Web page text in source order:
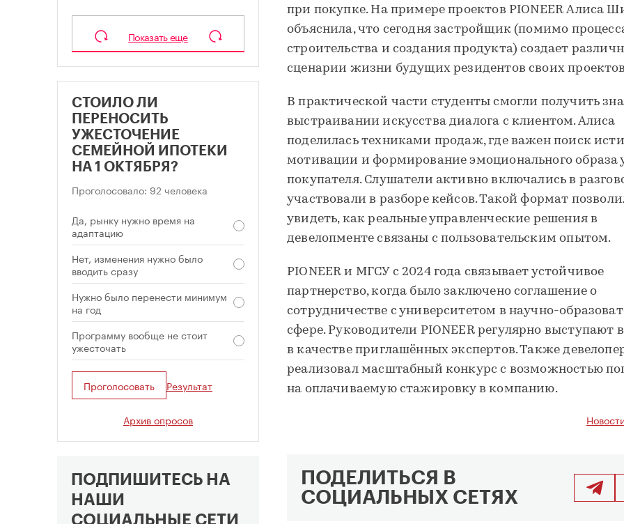
при покупке. На примере проектов PIONEER Алиса
объяснила, что сегодня застройщик (помимо
строительства и создания продукта) создает
сценарии жизни будущих резидентов своих
В практической части студенты смогли получить
выстраивании искусства диалога с клиентом. Алиса
поделилась техниками продаж, где важен поиск
мотивации и формирование эмоционального образа
покупателя. Слушатели активно включались в
участвовали в разборе кейсов. Такой формат
увидеть, как реальные управленческие решения в
девелопменте связаны с пользовательским опытом.
PIONEER и МГСУ с 2024 года связывает устойчивое
партнерство, когда было заключено соглашение о
сотрудничестве с университетом в научно-
сфере. Руководители PIONEER регулярно выступают
в качестве приглашённых экспертов. Также
реализовал масштабный конкурс с возможностью
на оплачиваемую стажировку в компанию.
ПОДЕЛИТЬСЯ В
СОЦИАЛЬНЫХ СЕТЯХ
Показать еще
СТОИЛО ЛИ
ПЕРЕНОСИТЬ
УЖЕСТОЧЕНИЕ
СЕМЕЙНОЙ ИПОТЕКИ
НА 1 ОКТЯБРЯ?
Проголосовало: 92 человека
Да, рынку нужно время на
адаптацию
Нет, изменения нужно было
вводить сразу
Нужно было перенести минимум
на год
Программу вообще не стоит
ужесточать
Проголосовать Результат
Архив опросов
ПОДПИШИТЕСЬ НА
НАШИ
СОЦИАЛЬНЫЕ СЕТИ